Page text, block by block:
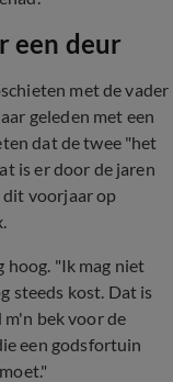
een deur
met de vader
geleden met een
dat de twee "het
is er door de jaren
dit voorjaar op
hoog. "Ik mag niet
steeds kost. Dat is
m'n bek voor de
een godsfortuin